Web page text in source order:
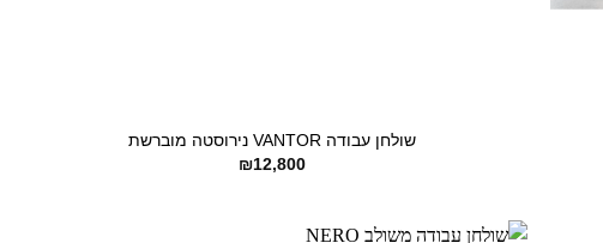
שולחן עבודה VANTOR נירוסטה מוברשת
₪12,800